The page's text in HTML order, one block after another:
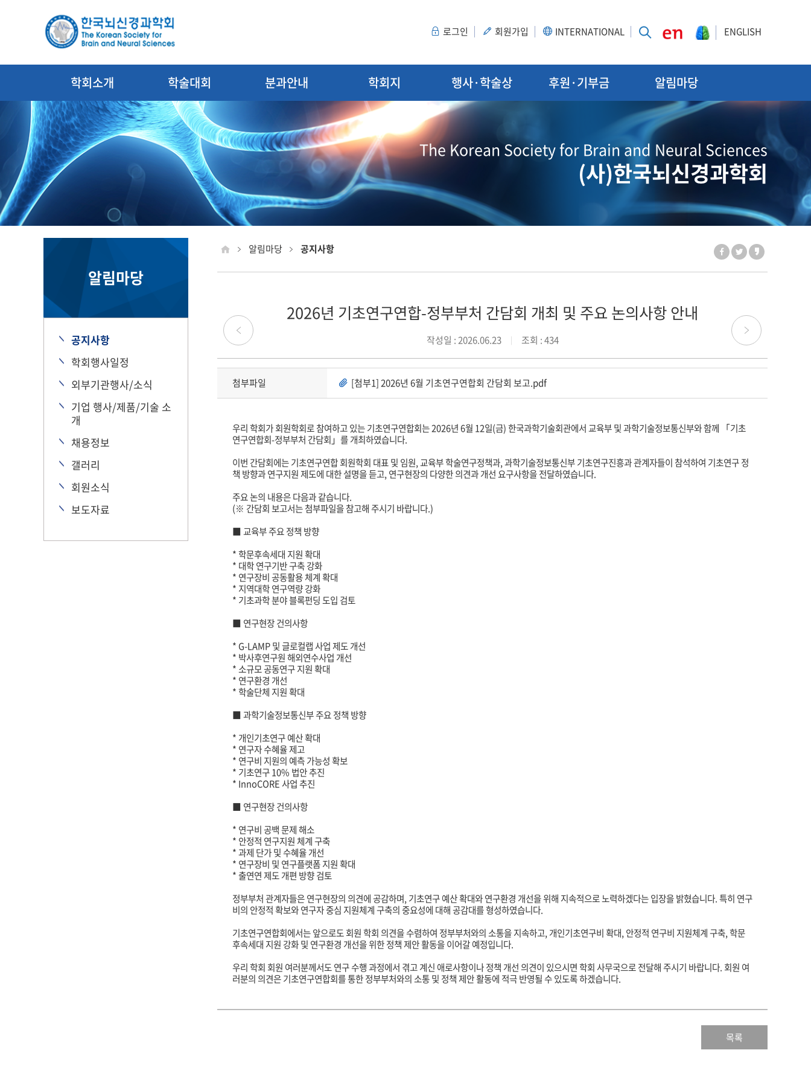
로그인 회원가입 INTERNATIONAL ENGLISH
학회소개 학술대회 분과안내 학회지 행사·학술상 후원·기부금 알림마당
The Korean Society for Brain and Neural Sciences
(사)한국뇌신경과학회
알림마당
공지사항
학회행사일정
외부기관행사/소식
기업 행사/제품/기술 소
개
채용정보
갤러리
회원소식
보도자료
알림마당 공지사항
2026년 기초연구연합-정부부처 간담회 개최 및 주요 논의사항 안내
작성일 : 2026.06.23 조회 : 434
첨부파일 [첨부1] 2026년 6월 기초연구연합회 간담회 보고.pdf
우리 학회가 회원학회로 참여하고 있는 기초연구연합회는2026년6월 12일(금)한국과학기술회관에서 교육부 및 과학기술정보통신부와 함께 「기초
연구연합회-정부부처 간담회」를 개최하였습니다.
이번 간담회에는 기초연구연합 회원학회 대표 및 임원,교육부 학술연구정책과,과학기술정보통신부 기초연구진흥과 관계자들이 참석하여 기초연구 정
책 방향과 연구지원 제도에 대한 설명을 듣고, 연구현장의 다양한 의견과 개선 요구사항을 전달하였습니다.
주요 논의 내용은 다음과 같습니다.
(※ 간담회 보고서는 첨부파일을 참고해 주시기 바랍니다.)
■교육부 주요 정책 방향
*학문후속세대 지원 확대
* 대학 연구기반 구축 강화
* 연구장비 공동활용 체계 확대
* 지역대학 연구역량 강화
* 기초과학 분야 블록펀딩 도입 검토
■ 연구현장 건의사항
* G-LAMP및 글로컬랩 사업 제도 개선
* 박사후연구원 해외연수사업 개선
*소규모 공동연구 지원 확대
* 연구환경 개선
*학술단체 지원 확대
■과학기술정보통신부 주요 정책 방향
* 개인기초연구 예산 확대
* 연구자 수혜율 제고
* 연구비 지원의 예측 가능성 확보
* 기초연구10% 법안 추진
* InnoCORE사업 추진
■ 연구현장 건의사항
* 연구비 공백 문제 해소
* 안정적 연구지원 체계 구축
*과제 단가 및 수혜율 개선
* 연구장비 및 연구플랫폼 지원 확대
*출연연 제도 개편 방향 검토
정부부처 관계자들은 연구현장의 의견에 공감하며, 기초연구 예산 확대와 연구환경 개선을 위해 지속적으로 노력하겠다는 입장을 밝혔습니다.특히 연구
비의 안정적 확보와 연구자 중심 지원체계 구축의 중요성에 대해 공감대를 형성하였습니다.
기초연구연합회에서는 앞으로도 회원 학회 의견을 수렴하여 정부부처와의 소통을 지속하고, 개인기초연구비 확대, 안정적 연구비 지원체계 구축,학문
후속세대 지원 강화 및 연구환경 개선을 위한 정책 제안 활동을 이어갈 예정입니다.
우리 학회 회원 여러분께서도 연구 수행 과정에서 겪고 계신 애로사항이나 정책 개선 의견이 있으시면 학회 사무국으로 전달해 주시기 바랍니다. 회원 여
러분의 의견은 기초연구연합회를 통한 정부부처와의 소통 및 정책 제안 활동에 적극 반영될 수 있도록 하겠습니다.
목록